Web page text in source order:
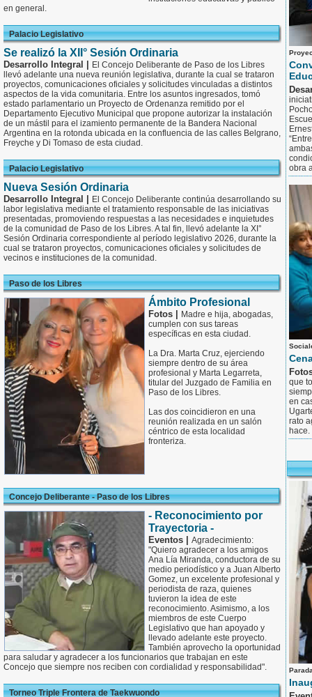
en general.
Palacio Legislativo
Se realizó la XII° Sesión Ordinaria
Desarrollo Integral |
El Concejo Deliberante de Paso de los Libres
llevó adelante una nueva reunión legislativa, durante la cual se trataron
proyectos, comunicaciones oficiales y solicitudes vinculadas a distintos
aspectos de la vida comunitaria. Entre los asuntos ingresados, tomó
estado parlamentario un Proyecto de Ordenanza remitido por el
Departamento Ejecutivo Municipal que propone autorizar la instalación
de un mástil para el izamiento permanente de la Bandera Nacional
Argentina en la rotonda ubicada en la confluencia de las calles Belgrano,
Freyche y Di Tomaso de esta ciudad.
Palacio Legislativo
Nueva Sesión Ordinaria
Desarrollo Integral |
El Concejo Deliberante continúa desarrollando su
labor legislativa mediante el tratamiento responsable de las iniciativas
presentadas, promoviendo respuestas a las necesidades e inquietudes
de la comunidad de Paso de los Libres. A tal fin, llevó adelante la XI°
Sesión Ordinaria correspondiente al período legislativo 2026, durante la
cual se trataron proyectos, comunicaciones oficiales y solicitudes de
vecinos e instituciones de la comunidad.
Paso de los Libres
Ámbito Profesional
Fotos |
Madre e hija, abogadas,
cumplen con sus tareas
específicas en esta ciudad.
La Dra. Marta Cruz, ejerciendo
siempre dentro de su área
profesional y Marta Legarreta,
titular del Juzgado de Familia en
Paso de los Libres.
Las dos coincidieron en una
reunión realizada en un salón
céntrico de esta localidad
fronteriza.
Concejo Deliberante - Paso de los Libres
- Reconocimiento por
Trayectoria -
Eventos | Agradecimiento:
"Quiero agradecer a los amigos
Ana Lía Miranda, conductora de su
medio periodístico y a Juan Alberto
Gomez, un excelente profesional y
periodista de raza, quienes
tuvieron la idea de este
reconocimiento. Asimismo, a los
miembros de este Cuerpo
Legislativo que han apoyado y
llevado adelante este proyecto.
También aprovecho la oportunidad
para saludar y agradecer a los funcionarios que trabajan en este
Concejo que siempre nos reciben con cordialidad y responsabilidad".
Torneo Triple Frontera de Taekwuondo
obra
que
en
rato
hace.